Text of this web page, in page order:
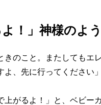
よ！」神様のよ
きのこと。またしてもエ
、先に行ってください
上がるよ！」と、ベビー